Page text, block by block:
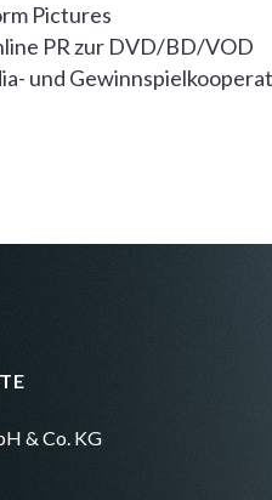
Pictures
PR zur DVD/BD/VOD
und
& Co. KG